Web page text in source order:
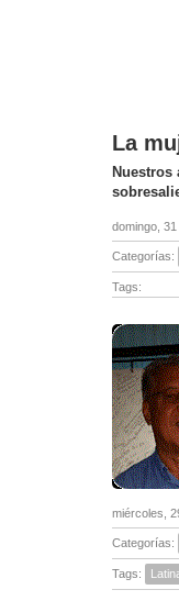
La
domingo,
Categorías:
Tags:
miércoles,
Categorías:
Tags: